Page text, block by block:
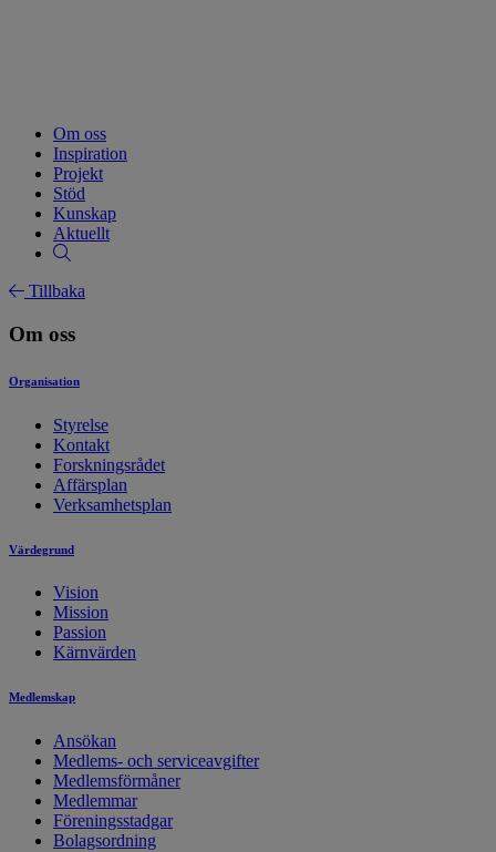
Om oss
Inspiration
Projekt
Stöd
Kunskap
Aktuellt
Tillbaka
Om oss
Organisation
Styrelse
Kontakt
Forskningsrådet
Affärsplan
Verksamhetsplan
Värdegrund
Vision
Mission
Passion
Kärnvärden
Medlemskap
Ansökan
Medlems- och serviceavgifter
Medlemsförmåner
Medlemmar
Föreningsstadgar
Bolagsordning